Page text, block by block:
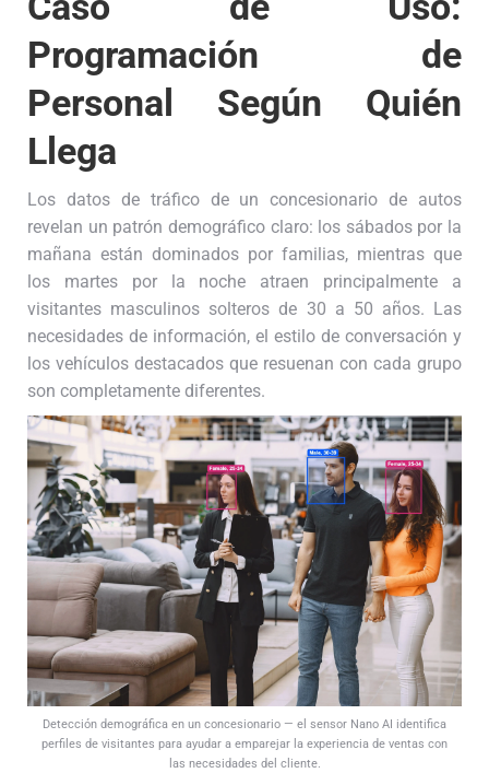
Programación de
Personal Según Quién
Llega
Los datos de tráfico de un concesionario de autos
revelan un patrón demográfico claro: los sábados por la
mañana están dominados por familias, mientras que
los martes por la noche atraen principalmente a
visitantes masculinos solteros de 30 a 50 años. Las
necesidades de información, el estilo de conversación y
los vehículos destacados que resuenan con cada grupo
son completamente diferentes.
Detección demográfica en un concesionario — el sensor Nano AI identifica
perfiles de visitantes para ayudar a emparejar la experiencia de ventas con
las necesidades del cliente.